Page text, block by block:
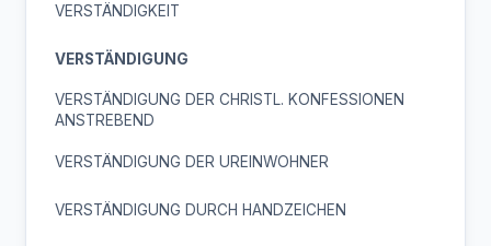
VERSTÄNDIGKEIT
VERSTÄNDIGUNG
VERSTÄNDIGUNG DER CHRISTL. KONFESSIONEN
ANSTREBEND
VERSTÄNDIGUNG DER UREINWOHNER
VERSTÄNDIGUNG DURCH HANDZEICHEN